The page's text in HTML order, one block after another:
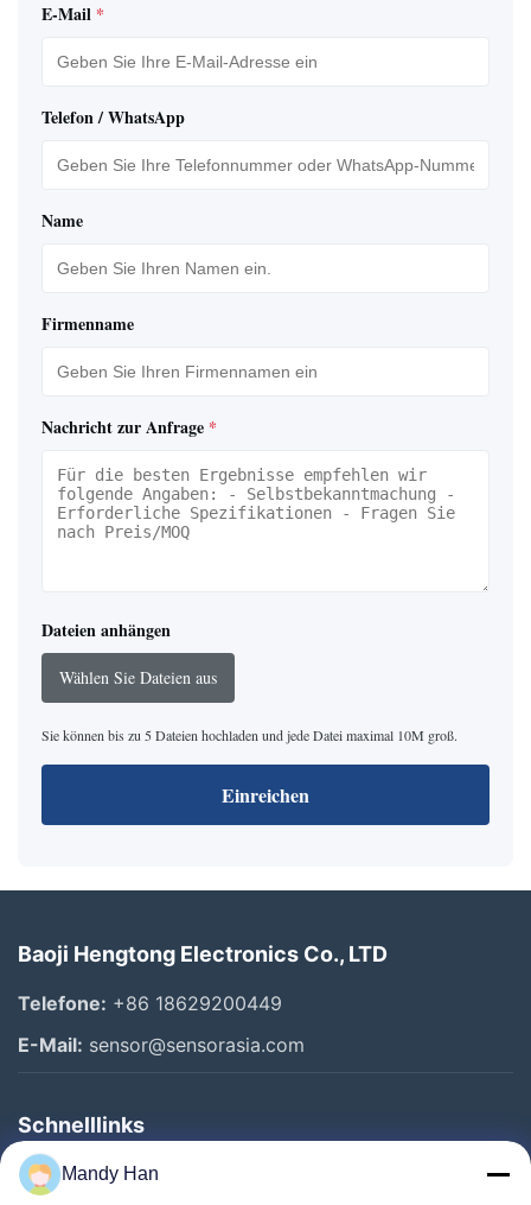
E-Mail *
Telefon / WhatsApp
Name
Firmenname
Nachricht zur Anfrage *
Dateien anhängen
Wählen Sie Dateien aus
Sie können bis zu 5 Dateien hochladen und jede Datei maximal 10M groß.
Einreichen
Baoji Hengtong Electronics Co., LTD
Telefone: +86 18629200449
E-Mail: sensor@sensorasia.com
Schnelllinks
HausMandy Han